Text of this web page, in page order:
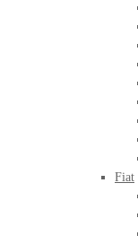
Fiat